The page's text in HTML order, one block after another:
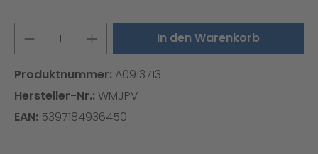
Produkt Anzahl: Gib denIn den Warenkorb
Produktnummer: A0913713
Hersteller-Nr.: WMJPV
EAN: 5397184936450